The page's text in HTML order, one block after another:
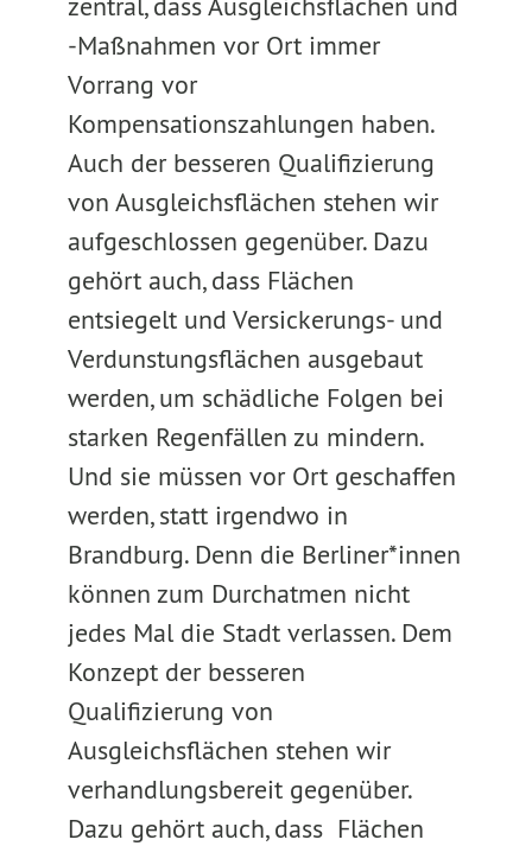
-Maßnahmen vor Ort immer
Vorrang vor
Kompensationszahlungen haben.
Auch der besseren Qualifizierung
von Ausgleichsflächen stehen wir
aufgeschlossen gegenüber. Dazu
gehört auch, dass Flächen
entsiegelt und Versickerungs- und
Verdunstungsflächen ausgebaut
werden, um schädliche Folgen bei
starken Regenfällen zu mindern.
Und sie müssen vor Ort geschaffen
werden, statt irgendwo in
Brandburg. Denn die Berliner*innen
können zum Durchatmen nicht
jedes Mal die Stadt verlassen. Dem
Konzept der besseren
Qualifizierung von
Ausgleichsflächen stehen wir
verhandlungsbereit gegenüber.
Dazu gehört auch, dass Flächen